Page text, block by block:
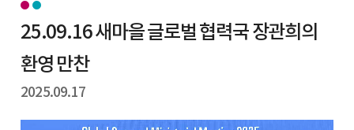
25.09.16 새마을 글로벌 협력국 장관희의
환영 만찬
2025.09.17